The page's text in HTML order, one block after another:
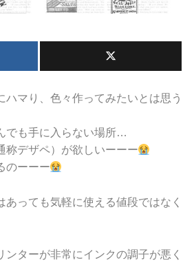
ハマり、色々作ってみたいとは思う
でも手に入らない場所…
称デザペ）が欲しいーーー
のーーー
あっても気軽に使える値段ではなく
ンターが非常にインクの調子が悪く